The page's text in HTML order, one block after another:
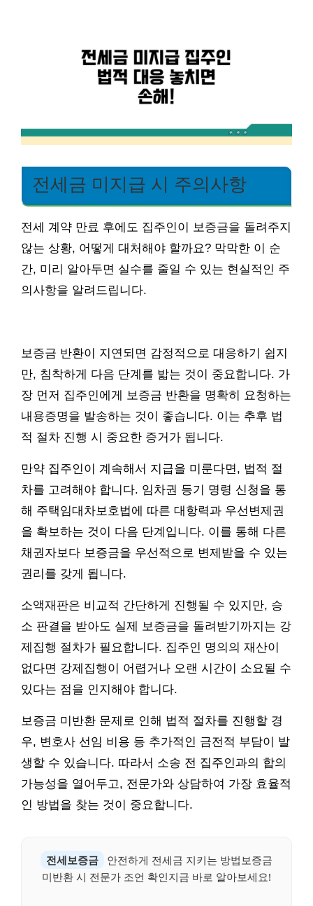
전세금 미지급 시 주의사항
전세 계약 만료 후에도 집주인이 보증금을 돌려주지
않는 상황, 어떻게 대처해야 할까요? 막막한 이 순
간, 미리 알아두면 실수를 줄일 수 있는 현실적인 주
의사항을 알려드립니다.
보증금 반환이 지연되면 감정적으로 대응하기 쉽지
만, 침착하게 다음 단계를 밟는 것이 중요합니다. 가
장 먼저 집주인에게 보증금 반환을 명확히 요청하는
내용증명을 발송하는 것이 좋습니다. 이는 추후 법
적 절차 진행 시 중요한 증거가 됩니다.
만약 집주인이 계속해서 지급을 미룬다면, 법적 절
차를 고려해야 합니다. 임차권 등기 명령 신청을 통
해 주택임대차보호법에 따른 대항력과 우선변제권
을 확보하는 것이 다음 단계입니다. 이를 통해 다른
채권자보다 보증금을 우선적으로 변제받을 수 있는
권리를 갖게 됩니다.
소액재판은 비교적 간단하게 진행될 수 있지만, 승
소 판결을 받아도 실제 보증금을 돌려받기까지는 강
제집행 절차가 필요합니다. 집주인 명의의 재산이
없다면 강제집행이 어렵거나 오랜 시간이 소요될 수
있다는 점을 인지해야 합니다.
보증금 미반환 문제로 인해 법적 절차를 진행할 경
우, 변호사 선임 비용 등 추가적인 금전적 부담이 발
생할 수 있습니다. 따라서 소송 전 집주인과의 합의
가능성을 열어두고, 전문가와 상담하여 가장 효율적
인 방법을 찾는 것이 중요합니다.
전세보증금
안전하게 전세금 지키는 방법보증금
미반환 시 전문가 조언 확인지금 바로 알아보세요!